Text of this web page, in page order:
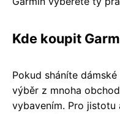
Kde koupit
Pokud sháníte
výběr z mnoha
vybavením. Pro jistotu